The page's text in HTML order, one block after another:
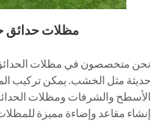
مظلات حدائق
نحن متخصصون في مظلات الحدائق
حديثة مثل الخشب. يمكن تركيب
الأسطح والشرفات ومظلات الحدائق
إنشاء مقاعد وإضاءة مميزة